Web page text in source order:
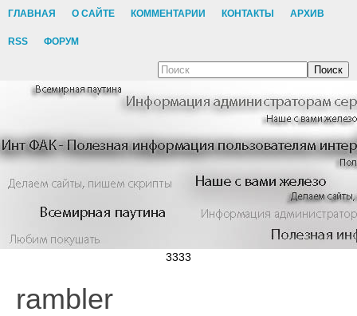
ГЛАВНАЯ О САЙТЕ КОММЕНТАРИИ КОНТАКТЫ АРХИВ
RSS ФОРУМ
Поиск
3333
rambler